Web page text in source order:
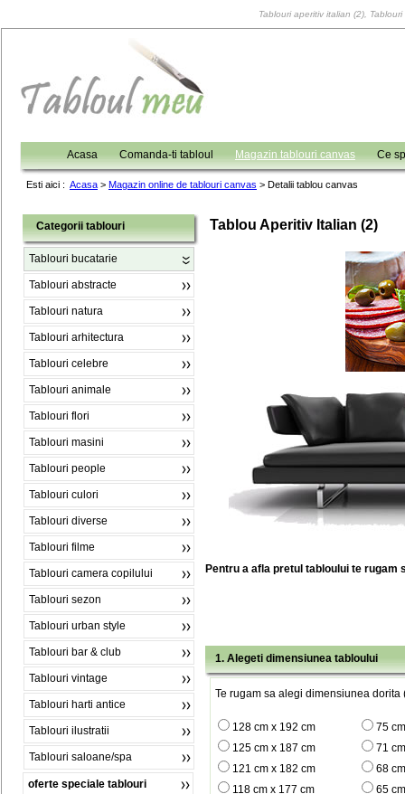
Tablouri aperitiv italian (2),
Acasa Comanda-ti tabloul Magazin tablouri canvas Ce
Esti aici : Acasa > Magazin online de tablouri canvas > Detalii tablou canvas
Categorii tablouri
Tablouri bucatarie
Tablouri abstracte
Tablouri natura
Tablouri arhitectura
Tablouri celebre
Tablouri animale
Tablouri flori
Tablouri masini
Tablouri people
Tablouri culori
Tablouri diverse
Tablouri filme
Tablouri camera copilului
Tablouri sezon
Tablouri urban style
Tablouri bar & club
Tablouri vintage
Tablouri harti antice
Tablouri ilustratii
Tablouri saloane/spa
oferte speciale tablouri
Tablou Aperitiv Italian (2)
Pentru a afla pretul tabloului te rugam
1. Alegeti dimensiunea tabloului
Te rugam sa alegi dimensiunea dorita
128 cm x 192 cm
75
125 cm x 187 cm
71
121 cm x 182 cm
68
118 cm x 177 cm
65